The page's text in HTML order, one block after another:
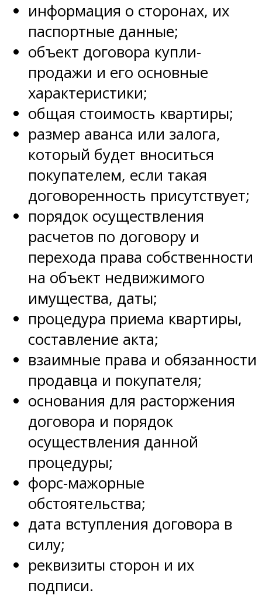
информация о сторонах, их
паспортные данные;
объект договора купли-
продажи и его основные
характеристики;
общая стоимость квартиры;
размер аванса или залога,
который будет вноситься
покупателем, если такая
договоренность присутствует;
порядок осуществления
расчетов по договору и
перехода права собственности
на объект недвижимого
имущества, даты;
процедура приема квартиры,
составление акта;
взаимные права и обязанности
продавца и покупателя;
основания для расторжения
договора и порядок
осуществления данной
процедуры;
форс-мажорные
обстоятельства;
дата вступления договора в
силу;
реквизиты сторон и их
подписи.